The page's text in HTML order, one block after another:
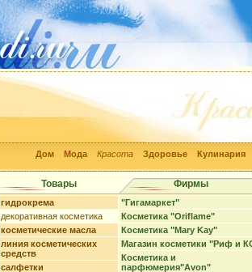
Дом Мода Красота Здоровье Кулинария
Товары Фирмы
гидрокрема
декоративная косметика
косметические масла
линия косметических
средств
салфетки
"Гигамаркет"
Косметика "Oriflame"
Косметика "Mary Kay"
Магазин косметики "Риф и
Косметика и
парфюмерия"Avon"